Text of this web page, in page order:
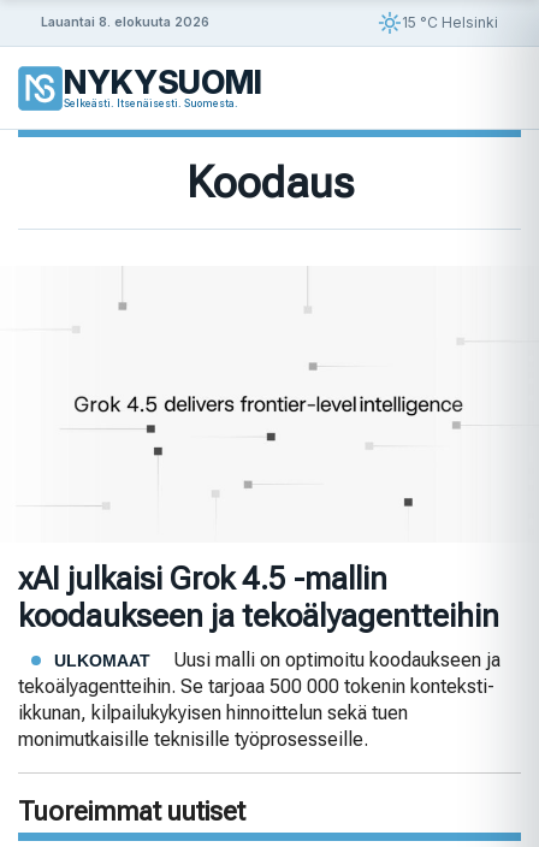
Lauantai 8. elokuuta 2026 15 °C Helsinki
NYKYSUOMI
Selkeästi. Itsenäisesti. Suomesta.
Koodaus
xAI julkaisi Grok 4.5 -mallin
koodaukseen ja tekoälyagentteihin
ULKOMAAT
Uusi malli on optimoitu koodaukseen ja
tekoälyagentteihin. Se tarjoaa 500 000 tokenin konteksti-
ikkunan, kilpailukykyisen hinnoittelun sekä tuen
monimutkaisille teknisille työprosesseille.
Tuoreimmat uutiset